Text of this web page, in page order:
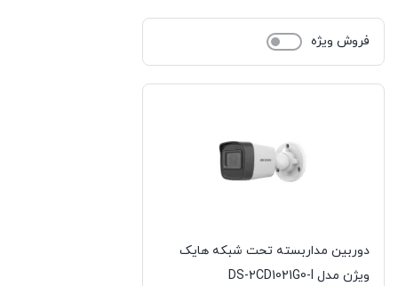
فیلیپس | Philips
کورسیر | CORSAIR
کولر مستر | Cooler Master
لاجیتک | LOGITECH
فروش ویژه
دوربین مداربسته تحت شبکه هایک
ویژن مدل DS-2CD1021G0-I